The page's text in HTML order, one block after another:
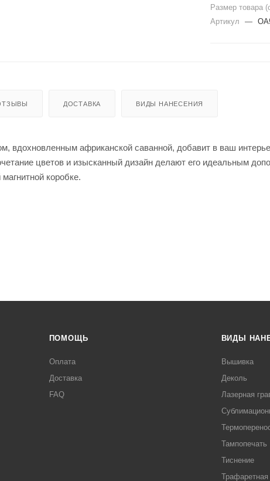
Размер товара
Артикул
—
ДОСТАВКА ВИДЫ НАНЕСЕНИЯ
вдохновленным африканской саванной, добавит в ваш
цветов и изысканный дизайн делают его идеальным
коробке.
ПОМОЩЬ
Оплата
Доставка
FAQ
ВИДЫ
Вышивка
Деколь
Лазерная
Тампопечать
Тиснение
Трафаретная